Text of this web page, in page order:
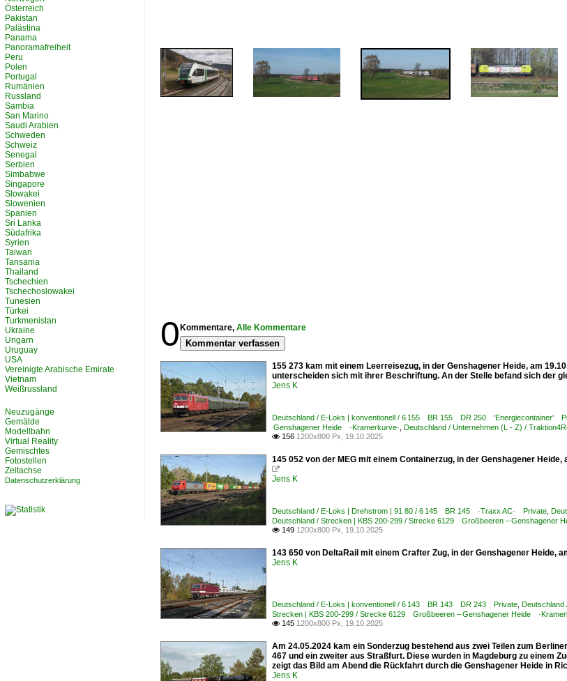
0 Kommentare, Alle Kommentare
Kommentar verfassen
155 273 kam mit einem Leerreisezug, in der Genshagener Heide, am
unterscheiden sich mit ihrer Beschriftung. An der Stelle befand sich der
Jens K
Deutschland / E-Loks | konventionell / 6 155 BR 155 DR 250 'Energiecontainer'
Genshagener Heide ·Kramerkurve· Deutschland / Unternehmen (L - Z) /
 156 1200x800 Px, 19.10.2025
145 052 von der MEG mit einem Containerzug, in der Genshagener

Jens K
Deutschland / E-Loks | Drehstrom | 91 80 / 6 145 BR 145 ·Traxx AC· Private
Deutschland / Strecken | KBS 200-299 / Strecke 6129 Großbeeren – Genshagener
 149 1200x800 Px, 19.10.2025
143 650 von DeltaRail mit einem Crafter Zug, in der Genshagener Heide,
Jens K
Deutschland / E-Loks | konventionell / 6 143 BR 143 DR 243 Private Deutschland
Strecken | KBS 200-299 / Strecke 6129 Großbeeren – Genshagener Heide
 145 1200x800 Px, 19.10.2025
Am 24.05.2024 kam ein Sonderzug bestehend aus zwei Teilen zum
467 und ein zweiter aus Straßfurt. Diese wurden in Magdeburg zu einem
zeigt das Bild am Abend die Rückfahrt durch die Genshagener Heide in
Jens K
Österreich
Pakistan
Palästina
Panama
Panoramafreiheit
Peru
Polen
Portugal
Rumänien
Russland
Sambia
San Marino
Saudi Arabien
Schweden
Schweiz
Senegal
Serbien
Simbabwe
Singapore
Slowakei
Slowenien
Spanien
Sri Lanka
Südafrika
Syrien
Taiwan
Tansania
Thailand
Tschechien
Tschechoslowakei
Tunesien
Türkei
Turkmenistan
Ukraine
Ungarn
Uruguay
USA
Vereinigte Arabische Emirate
Vietnam
Weißrussland
Neuzugänge
Gemälde
Modellbahn
Virtual Reality
Gemischtes
Fotostellen
Zeitachse
Datenschutzerklärung